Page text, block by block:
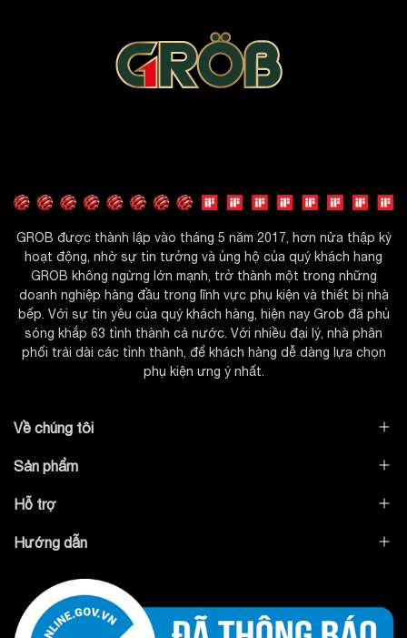
GROB được thành lập vào tháng 5 năm 2017, hơn nửa thập kỷ
hoạt động, nhờ sự tin tưởng và ủng hộ của quý khách hang
GROB không ngừng lớn mạnh, trở thành một trong những
doanh nghiệp hàng đầu trong lĩnh vực phụ kiện và thiết bị nhà
bếp. Với sự tin yêu của quý khách hàng, hiện nay Grob đã phủ
sóng khắp 63 tỉnh thành cả nước. Với nhiều đại lý, nhà phân
phối trải dài các tỉnh thành, để khách hàng dễ dàng lựa chọn
phụ kiện ưng ý nhất.
Về chúng tôi
Sản phẩm
Hỗ trợ
Hướng dẫn